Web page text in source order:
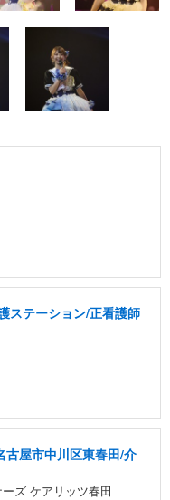
ステーション/正看護師
古屋市中川区東春田/介
ズ ケアリッツ春田